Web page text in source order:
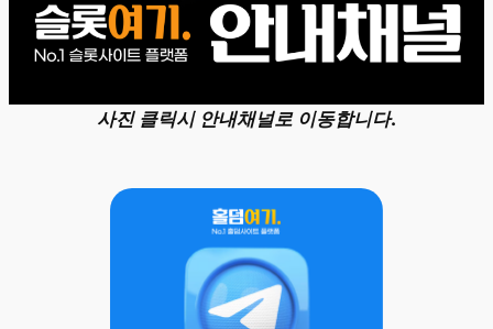
사진 클릭시 안내채널로 이동합니다.